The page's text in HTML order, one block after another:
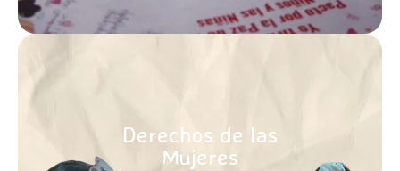
Derechos de las
Mujeres